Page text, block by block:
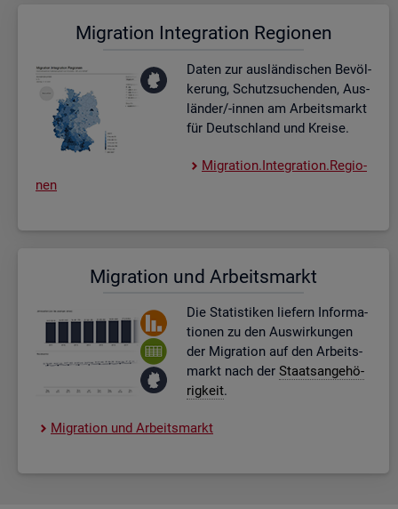
Mi­gra­ti­on In­te­gra­ti­on Re­gio­nen
Daten zur aus­län­di­schen Be­völ­
ke­rung, Schutz­su­chen­den, Aus­
län­der/-innen am Ar­beits­markt
für Deutsch­land und Krei­se.
Mi­gra­ti­on.In­te­gra­ti­on.Re­gio­
nen
Mi­gra­ti­on und Ar­beits­markt
Die Sta­tis­ti­ken lie­fern In­for­ma­
tio­nen zu den Aus­wir­kun­gen
der Mi­gra­ti­on auf den Ar­beits­
markt nach der Staats­an­ge­hö­
rig­keit.
Mi­gra­ti­on und Ar­beits­markt